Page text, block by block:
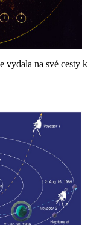
vydala na své cesty k